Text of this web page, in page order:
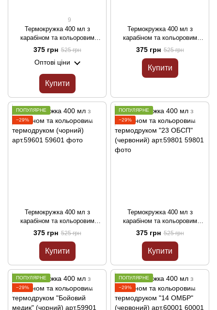
9
Термокружка 400 мл з
карабіном та кольоровим
термодруком Червоний
(58401) + Індивідуальний друк
375 грн 525 грн
Оптові ціни
Купити
Термокружка 400 мл з
карабіном та кольоровим
термодруком "Бойовий медик"
(сталь) арт.59501
375 грн 525 грн
Купити
ПОПУЛЯРНЕ
−29%
Термокружка 400 мл з
карабіном та кольоровим
термодруком (чорний)
арт.59601
375 грн 525 грн
Купити
ПОПУЛЯРНЕ
−29%
Термокружка 400 мл з
карабіном та кольоровим
термодруком "23 ОБСП"
(червоний) арт.59801
375 грн 525 грн
Купити
ПОПУЛЯРНЕ
−29%
ПОПУЛЯРНЕ
−29%